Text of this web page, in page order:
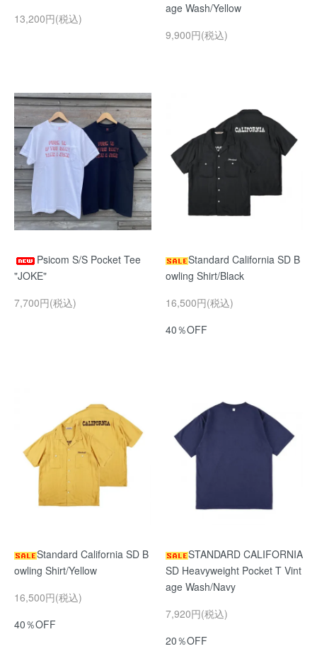
13,200円(税込)
age Wash/Yellow
9,900円(税込)
Psicom S/S Pocket Tee
"JOKE"
7,700円(税込)
Standard California SD B
owling Shirt/Black
16,500円(税込)
40％OFF
Standard California SD B
owling Shirt/Yellow
16,500円(税込)
40％OFF
STANDARD CALIFORNIA
SD Heavyweight Pocket T Vint
age Wash/Navy
7,920円(税込)
20％OFF